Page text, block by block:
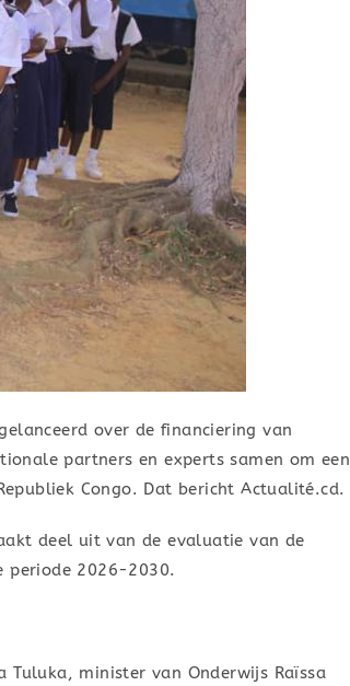
over de financiering van
partners en experts samen om een
Congo. Dat bericht Actualité.cd.
deel uit van de evaluatie van de
periode 2026-2030.
minister van Onderwijs Raïssa